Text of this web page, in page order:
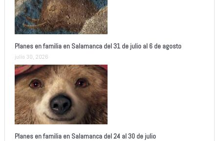
Planes en familia en Salamanca del 31 de julio al 6 de agosto
julio 30, 2026
Planes en familia en Salamanca del 24 al 30 de julio